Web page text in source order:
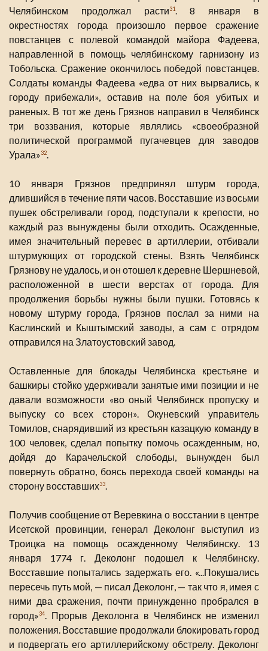
Челябинском продолжал расти31. 8 января в
окрестностях города произошло первое сражение
повстанцев с полевой командой майора Фадеева,
направленной в помощь челябинскому гарнизону из
Тобольска. Сражение окончилось победой повстанцев.
Солдаты команды Фадеева «едва от них вырвались, к
городу прибежали», оставив на поле боя убитых и
раненых. В тот же день Грязнов направил в Челябинск
три воззвания, которые являлись «своеобразной
политической программой пугачевцев для заводов
Урала»32.
10 января Грязнов предпринял штурм города,
длившийся в течение пяти часов. Восставшие из восьми
пушек обстреливали город, подступали к крепости, но
каждый раз вынуждены были отходить. Осажденные,
имея значительный перевес в артиллерии, отбивали
штурмующих от городской стены. Взять Челябинск
Грязнову не удалось, и он отошел к деревне Шершневой,
расположенной в шести верстах от города. Для
продолжения борьбы нужны были пушки. Готовясь к
новому штурму города, Грязнов послал за ними на
Каслинский и Кыштымский заводы, а сам с отрядом
отправился на Златоустовский завод.
Оставленные для блокады Челябинска крестьяне и
башкиры стойко удерживали занятые ими позиции и не
давали возможности «во оный Челябинск пропуску и
выпуску со всех сторон». Окуневский управитель
Томилов, снарядивший из крестьян казацкую команду в
100 человек, сделал попытку помочь осажденным, но,
дойдя до Карачельской слободы, вынужден был
повернуть обратно, боясь перехода своей команды на
сторону восставших33.
Получив сообщение от Веревкина о восстании в центре
Исетской провинции, генерал Деколонг выступил из
Троицка на помощь осажденному Челябинску. 13
января 1774 г. Деколонг подошел к Челябинску.
Восставшие попытались задержать его. «...Покушались
пересечь путь мой, — писал Деколонг, — так что я, имея с
ними два сражения, почти принужденно пробрался в
город»34. Прорыв Деколонга в Челябинск не изменил
положения. Восставшие продолжали блокировать город
и подвергать его артиллерийскому обстрелу. Деколонг